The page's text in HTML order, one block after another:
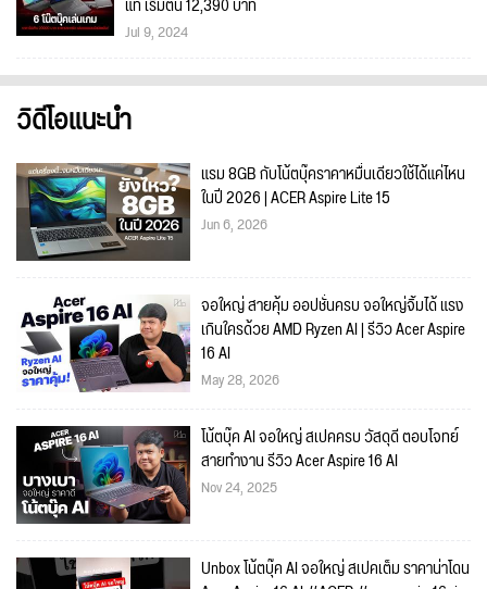
Jul 9, 2024
วิดีโอแนะนำ
แรม 8GB กับโน้ตบุ๊คราคาหมื่นเดียวใช้ได้แค่ไหน
ในปี 2026 | ACER Aspire Lite 15
Jun 6, 2026
จอใหญ่ สายคุ้ม ออปชั่นครบ จอใหญ่จิ้มได้ แรง
เกินใครด้วย AMD Ryzen AI | รีวิว Acer Aspire
16 AI
May 28, 2026
โน้ตบุ๊ค AI จอใหญ่ สเปคครบ วัสดุดี ตอบโจทย์
สายทำงาน รีวิว Acer Aspire 16 AI
Nov 24, 2025
Unbox โน้ตบุ๊ค AI จอใหญ่ สเปคเต็ม ราคาน่าโดน